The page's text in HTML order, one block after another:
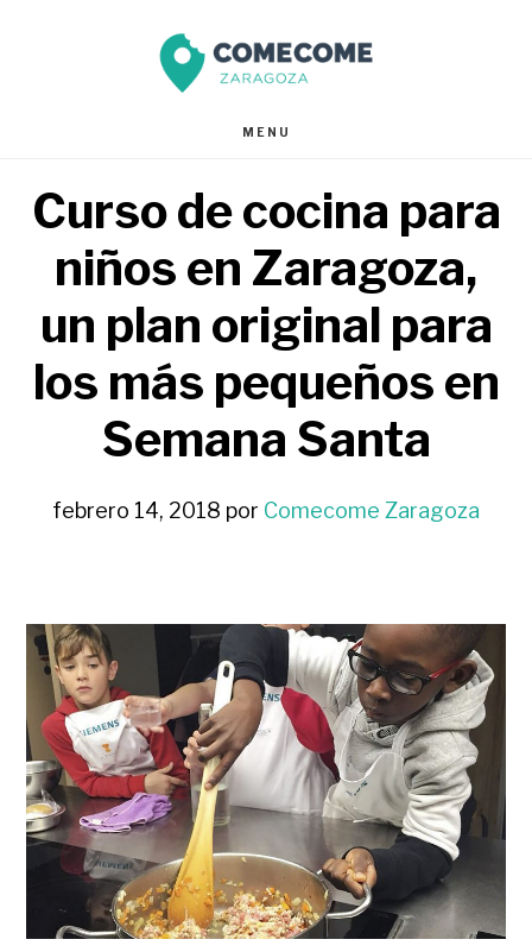
página
MENU
Curso de cocina para
niños en Zaragoza,
un plan original para
los más pequeños en
Semana Santa
febrero 14, 2018 por Comecome Zaragoza